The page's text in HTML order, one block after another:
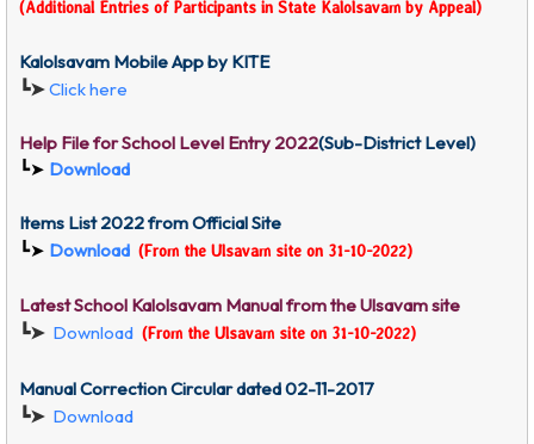
(Additional Entries of Participants in State Kalolsavam by Appeal)
Kalolsavam Mobile App by KITE
┗➤Click here
Help File for School Level Entry 2022(Sub-District Level)
┗➤ Download
Items List 2022 from Official Site
┗➤ Download (From the Ulsavam site on 31-10-2022)
Latest School Kalolsavam Manual from the Ulsavamsite
┗➤ Download (From the Ulsavam site on 31-10-2022)
Manual Correction Circular dated 02-11-2017
┗➤ Download